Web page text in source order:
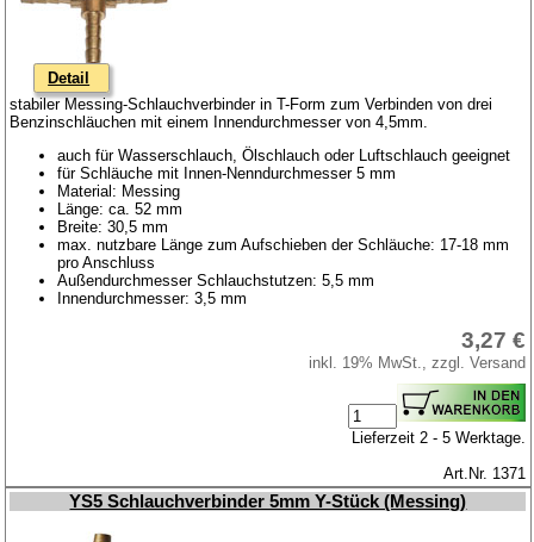
Detail
stabiler Messing-Schlauchverbinder in T-Form zum Verbinden von drei
Benzinschläuchen mit einem Innendurchmesser von 4,5mm.
auch für Wasserschlauch, Ölschlauch oder Luftschlauch geeignet
für Schläuche mit Innen-Nenndurchmesser 5 mm
Material: Messing
Länge: ca. 52 mm
Breite: 30,5 mm
max. nutzbare Länge zum Aufschieben der Schläuche: 17-18 mm
pro Anschluss
Außendurchmesser Schlauchstutzen: 5,5 mm
Innendurchmesser: 3,5 mm
3,27 €
inkl. 19% MwSt., zzgl. Versand
Lieferzeit 2 - 5 Werktage.
Art.Nr. 1371
YS5 Schlauchverbinder 5mm Y-Stück (Messing)